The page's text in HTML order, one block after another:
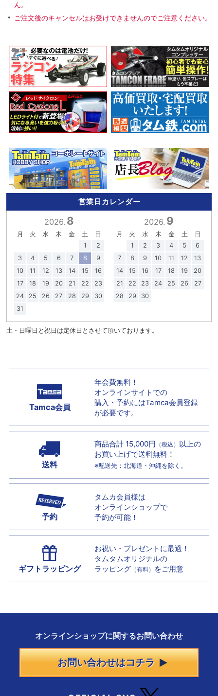
ん。
ご注文後のキャンセルはお受けできませんのでご注意ください。
営業日カレンダー
2026. 8
月 火 水 木 金 土
日
1
2
3
4 5 6 7 8
9
10
11 12 13 14 15
16
17
18 19 20 21 22
23
24
25 26 27 28 29
30
31
2026. 9
月 火 水 木 金 土
日
1
2 3 4 5
6
7
8 9 10 11 12
13
14
15 16 17 18 19
20
21
22 23 24 25 26
27
28
29 30
土・日曜日と祝日は定休日とさせて頂いております。
Tamca会員
年会費無料！
オンラインサイトでの
購入・予約にはTamca会員登録
が必要です。
送料
商品合計 15,000円 （税込） 以上の
お買い上げで送料無料！
※配送先：北海道・沖縄を除く。
予約
タムカ会員様は
オンラインショップで
予約が可能！
ギフトラッピング
お祝い・プレゼントに最適！
タムタムオリジナルの
ラッピング （有料） をご用意
オンラインショップに関するお問い合わせ
お問い合わせはコチラ